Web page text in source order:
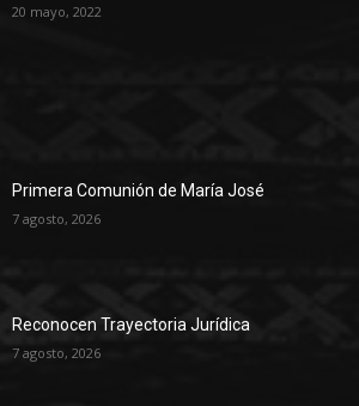
20 mayo, 2022
Primera Comunión de María José
7 agosto, 2026
Reconocen Trayectoria Jurídica
7 agosto, 2026